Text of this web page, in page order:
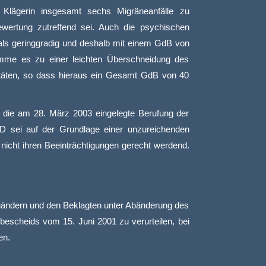
insgesamt sechs Migräneanfälle zu
zutreffend sei. Auch die psychischen
geringgradig und deshalb mit einem GdB von
es zu einer leichten Überschneidung des
so dass hieraus ein Gesamt GdB von 40
am 28. März 2003 eingelegte Berufung der
sei auf der Grundlage einer unzureichenden
ihren Beeinträchtigungen gerecht werdend.
und den Beklagten unter Abänderung des
vom 15. Juni 2001 zu verurteilen, bei